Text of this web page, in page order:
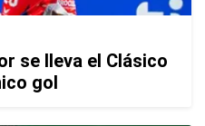
se lleva el Clásico
gol